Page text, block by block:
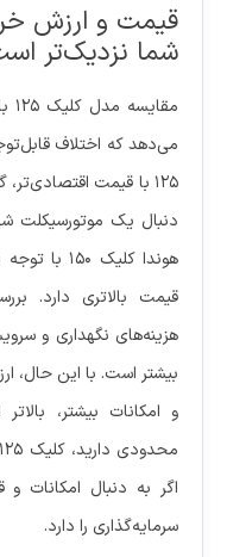
قیمت و ارزش
شما نزدیک‌تر
می‌دهد که اختلاف
۱۲۵ با قیمت
دنبال یک موتورسیکلت
هوندا کلیک
قیمت بالاتری دارد.
و امکانات بیشتر،
سرمایه‌گذاری را دارد.